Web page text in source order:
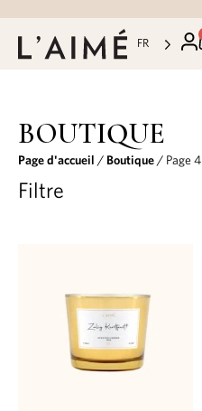
FR
BOUTIQUE
Page d'accueil / Boutique / Page 4
Filtre